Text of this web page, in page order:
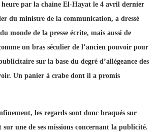
par la chaine El-Hayat le 4 avril dernier
du ministre de la communication, a dressé
monde de la presse écrite, mais aussi de
un bras séculier de l’ancien pouvoir pour
sur la base du degré d’allégeance des
Un panier à crabe dont il a promis
les regards sont donc braqués sur
une de ses missions concernant la publicité.